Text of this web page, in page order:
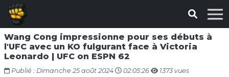
Wang Cong impressionne pour ses débuts à
l'UFC avec un KO fulgurant face à Victoria
Leonardo | UFC on ESPN 62
Publié : Dimanche 25 août 2024 02:05:26
1373 vues